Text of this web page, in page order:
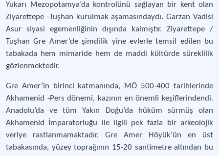
Yukarı Mezopotamya’da kontrolünü sağlayan bir kent olan
Ziyarettepe -Tuşhan kurulmak aşamasındaydı. Garzan Vadisi
Asur siyasi egemenliğinin dışında kalmıştır. Ziyarettepe /
Tuşhan Gre Amer’de şimdilik yine evlerle temsil edilen bu
tabakada hem mimaride hem de maddi kültürde süreklilik
gözlenmektedir.
Gre Amer’in birinci katmanında, MÖ 500-400 tarihlerinde
Akhamenid -Pers dönemi, kazının en önemli keşiflerindendi.
Anadolu’da ve tüm Yakın Doğu’da hüküm sürmüş olan
Akhamenid İmparatorluğu ile ilgili pek fazla bir arkeolojik
veriye rastlanmamaktadır. Gre Amer Höyük’ün en üst
tabakasında, yüzey toprağının 15-20 santimetre altından bu